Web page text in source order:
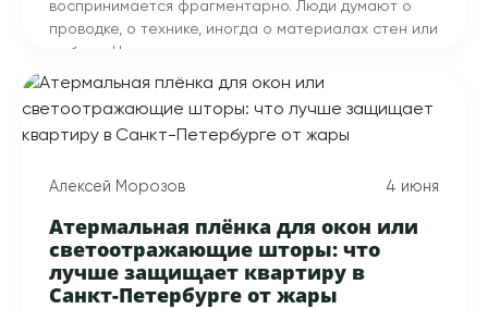
воспринимается фрагментарно. Люди думают о
проводке, о технике, иногда о материалах стен или
мебели. Но практически никогда не
рассматривают текстиль как элемент, который
При этом шторы и тюль — это не просто
декоративный слой. С точки зрения поведения
чувствительных элементов в помещении. И именно
ускоряет развитие пожара, а не замедляет его. Эта
статья поможет вам выбрать безопасные решения
для вашего интерьера в городе Санкт-Петербург
Алексей Морозов 4 июня
Атермальная плёнка для окон или
светоотражающие шторы: что
лучше защищает квартиру в
Санкт-Петербурге от жары